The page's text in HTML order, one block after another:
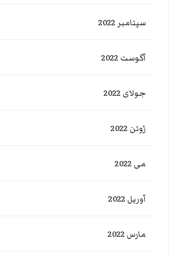
سپتامبر 2022
آگوست 2022
جولای 2022
ژوئن 2022
می 2022
آوریل 2022
مارس 2022